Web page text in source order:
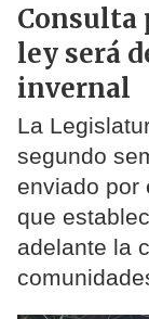
Consulta
ley será
invernal
La
segundo
enviado por
que
adelante la